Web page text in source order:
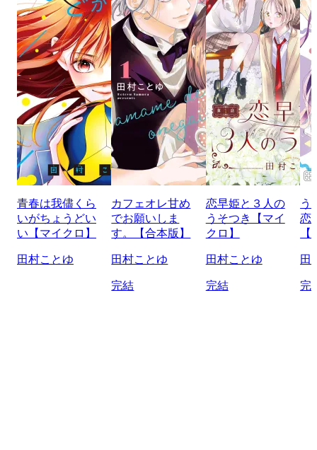
青春は我儘くら
いがちょうどい
い【マイクロ】
田村ことゆ
カフェオレ甘め
でお願いしま
す。【合本版】
田村ことゆ
完結
恋早姫と３人の
うそつき【マイ
クロ】
田村ことゆ
完結
う
恋
田
完